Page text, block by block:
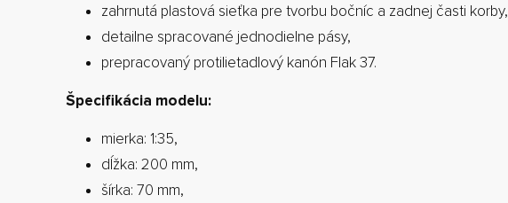
zahrnutá plastová sieťka pre tvorbu bočníc a zadnej časti korby,
detailne spracované jednodielne pásy,
prepracovaný protilietadlový kanón Flak 37.
Špecifikácia modelu:
mierka: 1:35,
dĺžka: 200 mm,
šírka: 70 mm,